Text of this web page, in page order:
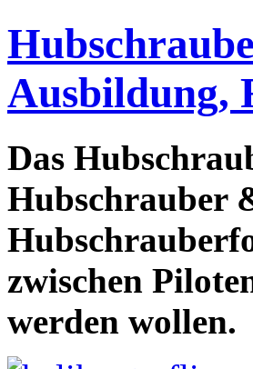
Ausbildung,
Das
Hubschrauber
zwischen
werden wollen.